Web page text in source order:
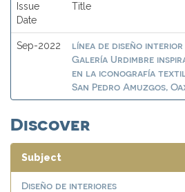
Issue
Date
Title
Sep-2022
línea de diseño interior
Galería Urdimbre
en la iconografía
San Pedro Amuzgos,
Discover
Subject
Diseño de interiores